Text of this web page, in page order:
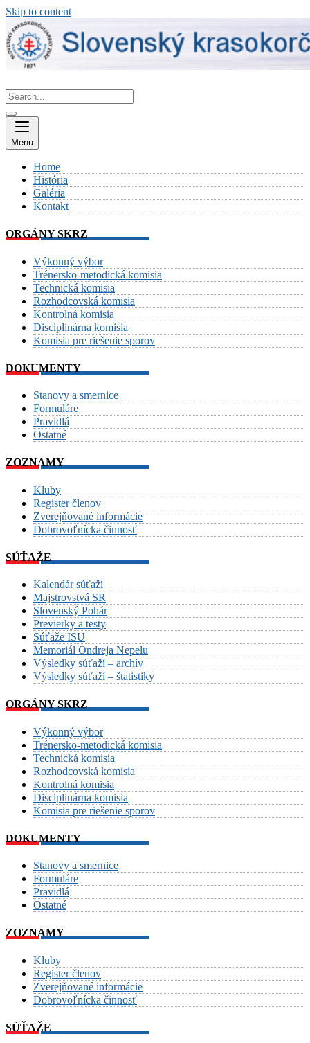
Skip to content
Menu
Home
História
Galéria
Kontakt
ORGÁNY SKRZ
Výkonný výbor
Trénersko-metodická komisia
Technická komisia
Rozhodcovská komisia
Kontrolná komisia
Disciplinárna komisia
Komisia pre riešenie sporov
DOKUMENTY
Stanovy a smernice
Formuláre
Pravidlá
Ostatné
ZOZNAMY
Kluby
Register členov
Zverejňované informácie
Dobrovoľnícka činnosť
SÚŤAŽE
Kalendár súťaží
Majstrovstvá SR
Slovenský Pohár
Previerky a testy
Súťaže ISU
Memoriál Ondreja Nepelu
Výsledky súťaží – archív
Výsledky súťaží – štatistiky
ORGÁNY SKRZ
Výkonný výbor
Trénersko-metodická komisia
Technická komisia
Rozhodcovská komisia
Kontrolná komisia
Disciplinárna komisia
Komisia pre riešenie sporov
DOKUMENTY
Stanovy a smernice
Formuláre
Pravidlá
Ostatné
ZOZNAMY
Kluby
Register členov
Zverejňované informácie
Dobrovoľnícka činnosť
SÚŤAŽE